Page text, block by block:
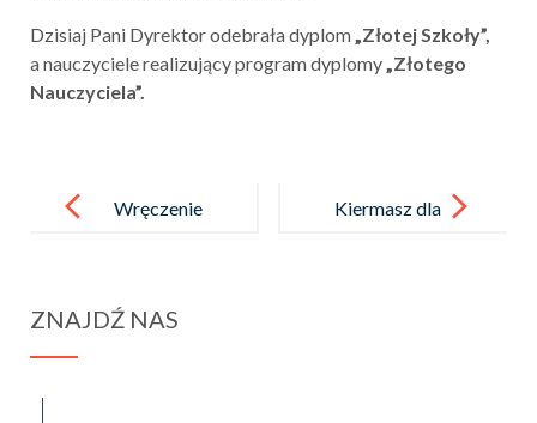
Dzisiaj Pani Dyrektor odebrała dyplom„Złotej Szkoły”,
a nauczyciele realizujący program dyplomy„Złotego
Nauczyciela”.
navigationWręczenie
e krzyżówek
Kiermasz dla
ZNAJDŹ NAS